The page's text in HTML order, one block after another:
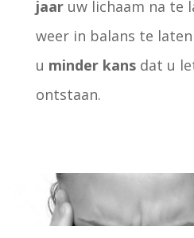
jaaruw lichaam na te
weer in balans te
u minder kansdat u
ontstaan.